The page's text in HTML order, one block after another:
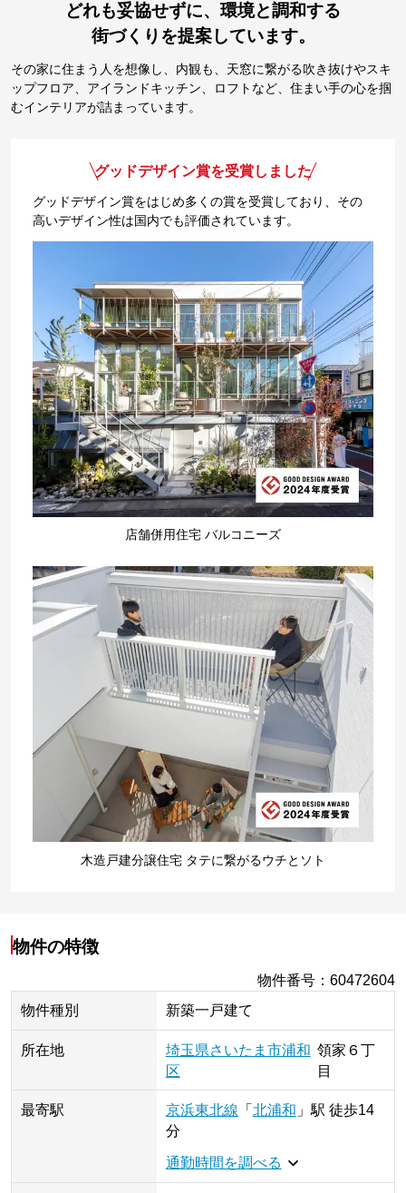
どれも妥協せずに、環境と調和する
街づくりを提案しています。
その家に住まう人を想像し、内観も、天窓に繋がる吹き抜けやスキ
ップフロア、アイランドキッチン、ロフトなど、住まい手の心を掴
むインテリアが詰まっています。
グッドデザイン賞を受賞しました
グッドデザイン賞をはじめ多くの賞を受賞しており、その
高いデザイン性は国内でも評価されています。
店舗併用住宅 バルコニーズ
木造戸建分譲住宅 タテに繋がるウチとソト
物件の特徴
物件番号 ：60472604
物件種別
新築一戸建て
所在地 埼玉県さいたま市浦和
区
領家 ６丁
目
最寄駅 京浜東北線 「 北浦和 」 駅 徒歩14
分
通勤時間を調べる